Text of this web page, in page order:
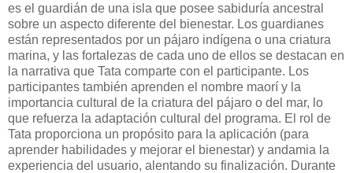
es el guardián de una isla que posee sabiduría ancestral
sobre un aspecto diferente del bienestar. Los guardianes
están representados por un pájaro indígena o una criatura
marina, y las fortalezas de cada uno de ellos se destacan en
la narrativa que Tata comparte con el participante. Los
participantes también aprenden el nombre maorí y la
importancia cultural de la criatura del pájaro o del mar, lo
que refuerza la adaptación cultural del programa. El rol de
Tata proporciona un propósito para la aplicación (para
aprender habilidades y mejorar el bienestar) y andamia la
experiencia del usuario, alentando su finalización. Durante